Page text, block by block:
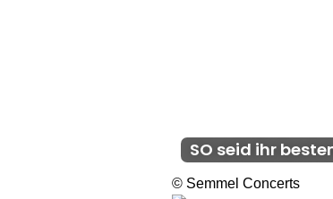
SO seid ihr
© Semmel Concerts